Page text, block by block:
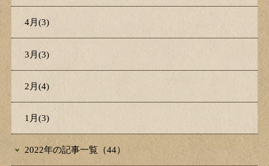
4月(3)
3月(3)
2月(4)
1月(3)
2022年の記事一覧（44）